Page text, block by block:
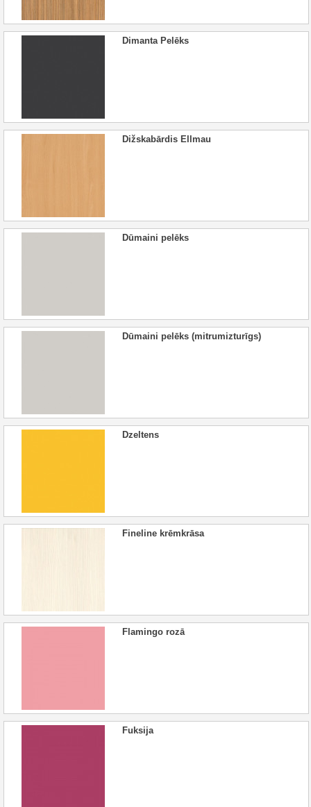
Dimanta Pelēks
Dižskabārdis Ellmau
Dūmaini pelēks
Dūmaini pelēks (mitrumizturīgs)
Dzeltens
Fineline krēmkrāsa
Flamingo rozā
Fuksija